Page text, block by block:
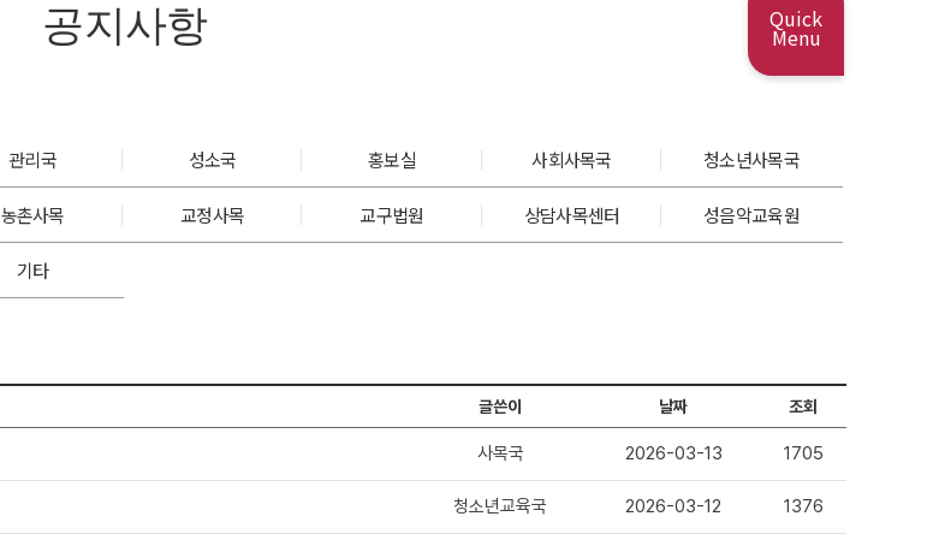
Quick
Menu
공지사항
관리국 성소국 홍보실 사회사목국 청소년사목국
농촌사목 교정사목 교구법원 상담사목센터 성음악교육원
기타
글쓴이 날짜 조회
사목국 2026-03-13 1705
청소년교육국 2026-03-12 1376